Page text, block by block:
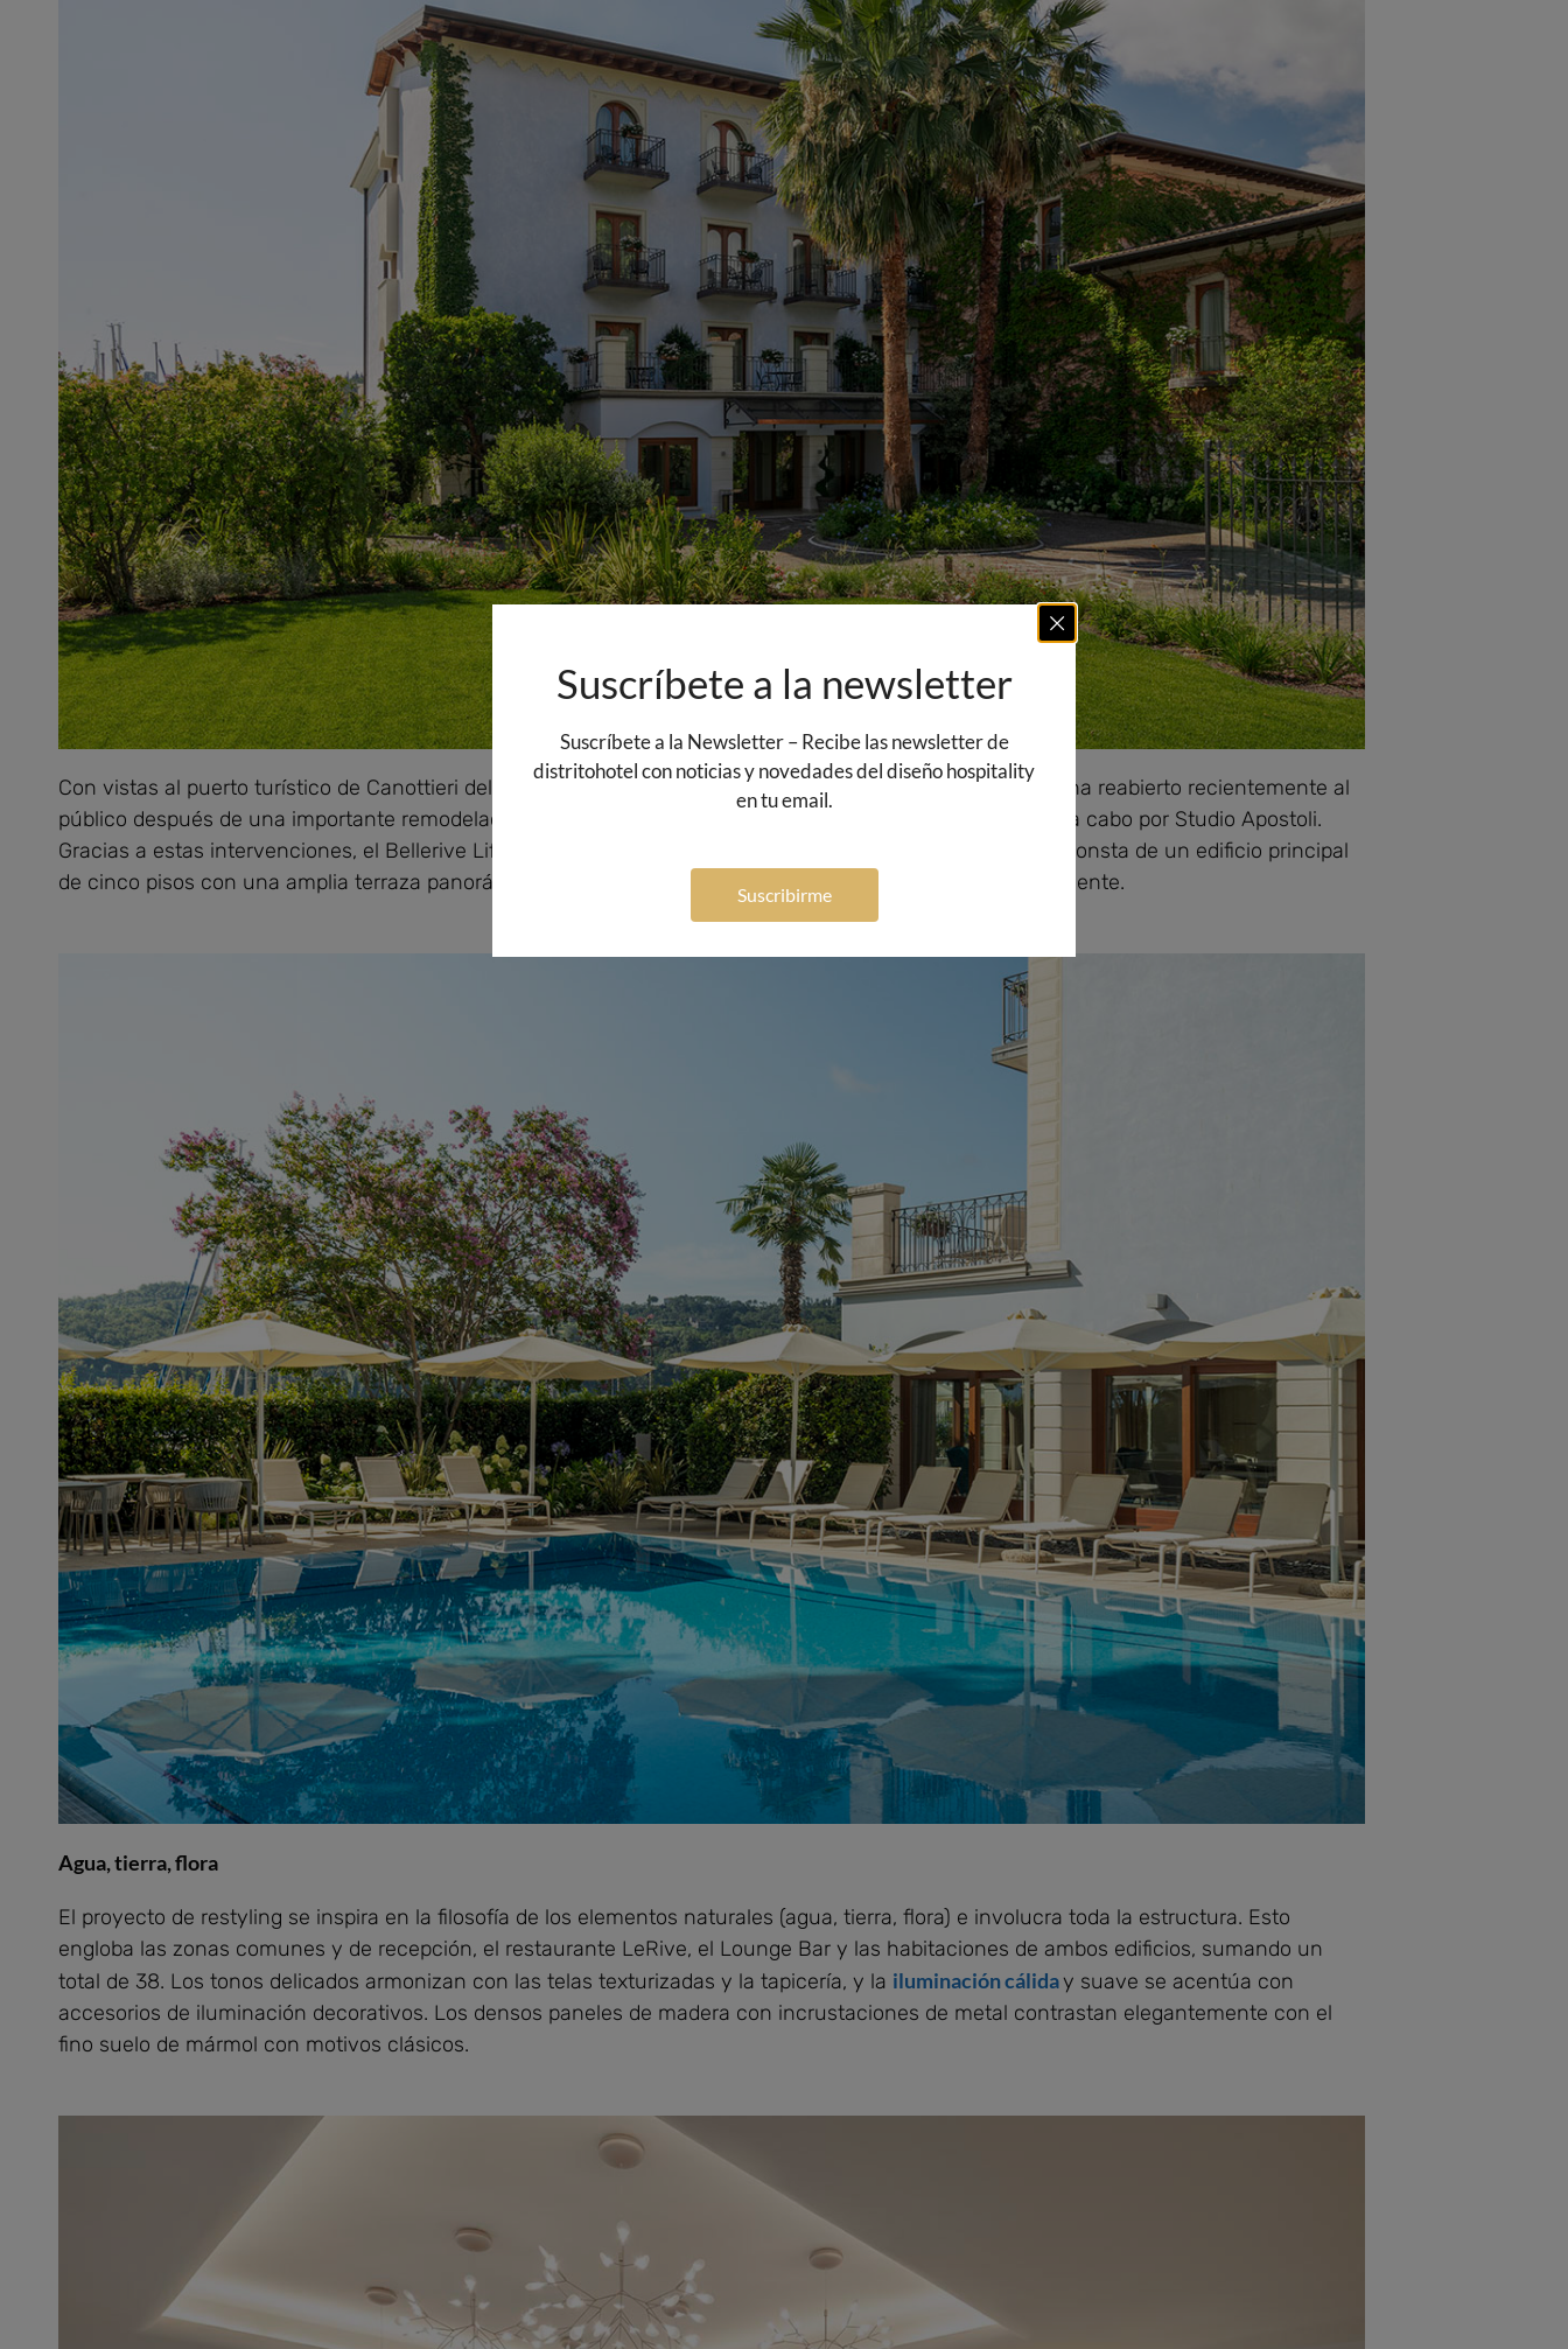
Con vistas al puerto turístico de Canottieri del Golfo di Salò en el lago de Garda, el Bellerive Lifestyle Hotel ha reabierto recientemente al
público después de una importante remodelación interior y rediseño de la distribución del espacio llevado a cabo por Studio Apostoli.
Gracias a estas intervenciones, el Bellerive Lifestyle Hotel ha pasado de 4 a 5 estrellas. El Hotel Boutique consta de un edificio principal
de cinco pisos con una amplia terraza panorámica en el piso superior, junto con el edificio Bellavista adyacente.
Agua, tierra, flora
El proyecto de restyling se inspira en la filosofía de los elementos naturales (agua, tierra, flora) e involucra toda la estructura. Esto
engloba las zonas comunes y de recepción, el restaurante LeRive, el Lounge Bar y las habitaciones de ambos edificios, sumando un
total de 38. Los tonos delicados armonizan con las telas texturizadas y la tapicería, y la iluminación cáliday suave se acentúa con
accesorios de iluminación decorativos. Los densos paneles de madera con incrustaciones de metal contrastan elegantemente con el
fino suelo de mármol con motivos clásicos.
Suscríbete a la newsletter
Suscríbete a la Newsletter – Recibe las newsletter de
distritohotel con noticias y novedades del diseño hospitality
en tu email.
Suscribirme